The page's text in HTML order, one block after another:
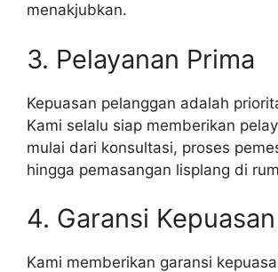
menakjubkan.
3. Pelayanan Prima
Kepuasan pelanggan adalah
Kami selalu siap memberikan
mulai dari konsultasi, proses
hingga pemasangan lisplang di
4. Garansi Kepuasan
Kami memberikan garansi